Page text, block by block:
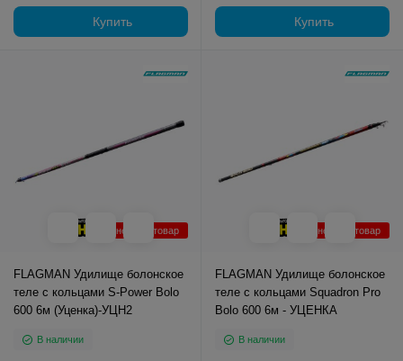
Купить Купить
Уцененный товар
FLAGMAN Удилище болонское
теле с кольцами S-Power Bolo
600 6м (Уценка)-УЦН2
В наличии
Уцененный товар
FLAGMAN Удилище болонское
теле с кольцами Squadron Pro
Bolo 600 6м - УЦЕНКА
В наличии